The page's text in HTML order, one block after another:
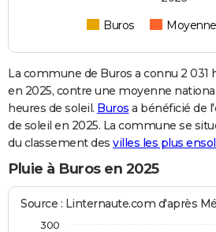
Buros
La commune de Buros a connu 2
en 2025, contre une moyenne
heures de soleil. Buros a bénéficié de
de soleil en 2025. La commune se
du classement des villes les plus
Pluie à Buros en 2025
Source : Linternaute.com d'après
300